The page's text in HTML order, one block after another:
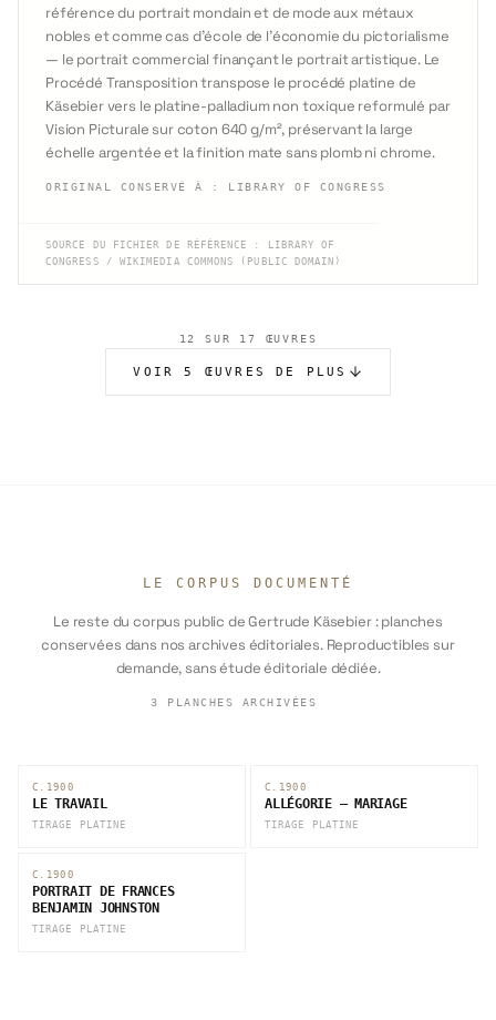
référence du portrait mondain et de mode aux métaux
nobles et comme cas d'école de l'économie du pictorialisme
— le portrait commercial finançant le portrait artistique. Le
Procédé Transposition transpose le procédé platine de
Käsebier vers le platine-palladium non toxique reformulé par
Vision Picturale sur coton 640 g/m², préservant la large
échelle argentée et la finition mate sans plomb ni chrome.
ORIGINAL CONSERVÉ À : LIBRARY OF CONGRESS
SOURCE DU FICHIER DE RÉFÉRENCE :
LIBRARY OF
CONGRESS / WIKIMEDIA COMMONS (PUBLIC DOMAIN)
12 SUR 17 ŒUVRES
VOIR 5 ŒUVRES DE PLUS
LE CORPUS DOCUMENTÉ
Le reste du corpus public de Gertrude Käsebier : planches
conservées dans nos archives éditoriales. Reproductibles sur
demande, sans étude éditoriale dédiée.
3 PLANCHES ARCHIVÉES
C.1900
LE TRAVAIL
TIRAGE PLATINE
C.1900
ALLÉGORIE — MARIAGE
TIRAGE PLATINE
C.1900
PORTRAIT DE FRANCES
BENJAMIN JOHNSTON
TIRAGE PLATINE